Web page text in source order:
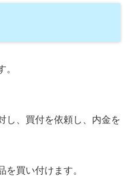
。
、買付を依頼し、内金を
買い付けます。